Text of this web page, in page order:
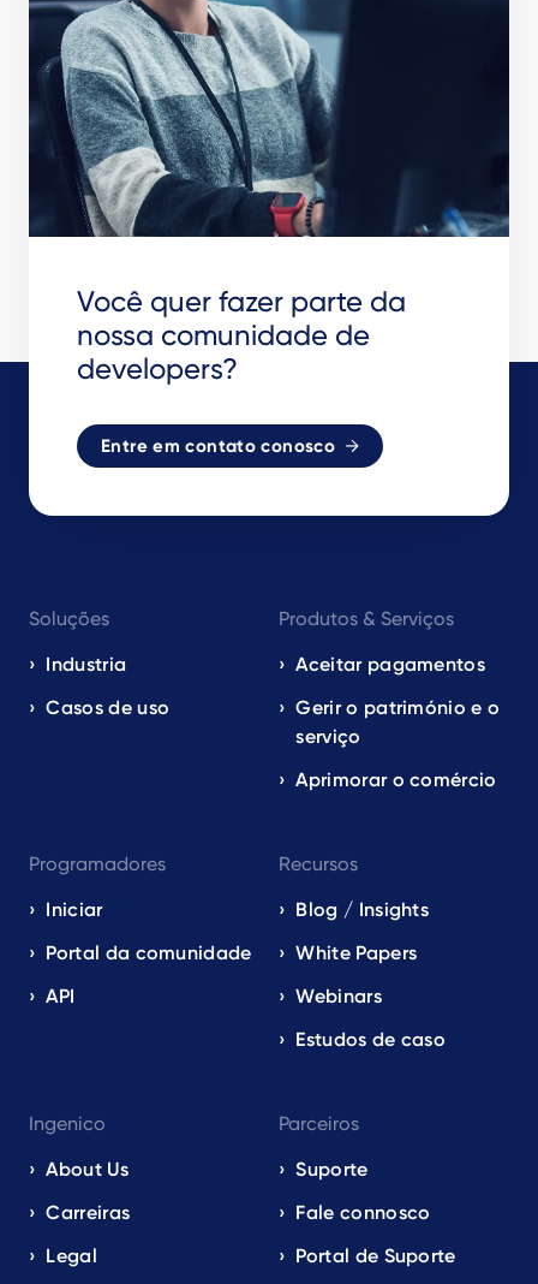
Você quer fazer parte da
nossa comunidade de
developers?
Entre em contato conosco
navigation
EN
Soluções
Industria
Casos de uso
Produtos & Serviços
Aceitar pagamentos
Gerir o património e o
serviço
Aprimorar o comércio
Programadores
Iniciar
Portal da comunidade
API
Recursos
Blog / Insights
White Papers
Webinars
Estudos de caso
Ingenico
About Us
Carreiras
Legal
Parceiros
Suporte
Fale connosco
Portal de Suporte